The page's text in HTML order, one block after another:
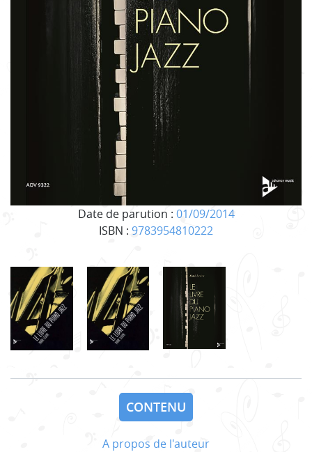
Date de parution : 01/09/2014
ISBN : 9783954810222
CONTENU
A propos de l'auteur